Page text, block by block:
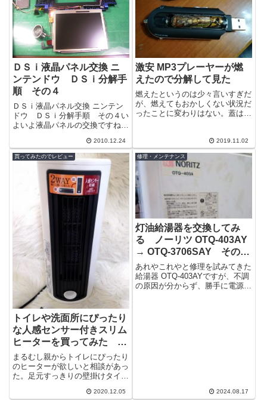
ＤＳｉ液晶パネル交換 ニ
ンテンドウ ＤＳｉ分解手
順 その４
ＤＳｉ液晶パネル交換 ニンテン
ドウ ＤＳｉ分解手順 その４い
よいよ液晶パネルの交換ですね。
したが、フィルム配線がまだ抜き
取れていま...
2010.12.24
激安 MP3プレーヤーが燃
えたので分解して見た
燃えたというのは少々言いすぎだ
が、燃えてもおかしくない状況だ
ったことに変わりはない。蓋は熱
2019.11.02
買ってみたのでレビュー
トイレや洗面所にぴったり
な人感センサー付きスリム
ヒーターを買ってみた ア
イリスオーヤマ JCH-
TW122T-W
まるむし親からトイレにぴったり
のヒーターが欲しいと相談があっ
た。足元すっきりの壁掛けタイプ
くなるなどの問題があるそうだ。
2020.12.05
修理・メンテナンス
灯油給湯器を交換してみ
る ノーリツ OTQ-403AY
→ OTQ-3706SAY その
１ 後継機を探して設置可
能か検討してみた
あれやこれやと修理を試みてきた
給湯器 OTQ-403AYですが、不調
の原因が分からず、勝手に電源が
2024.08.17